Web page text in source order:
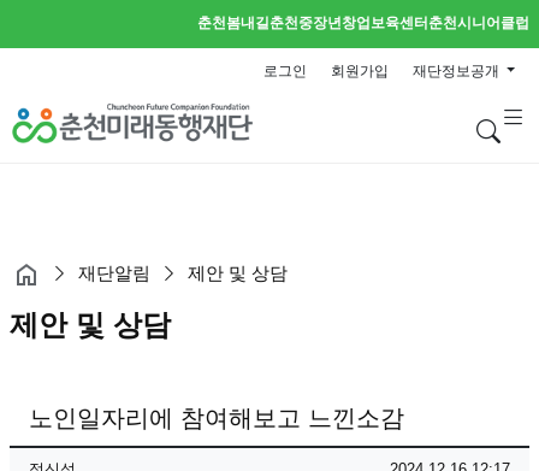
춘천봄내길춘천중장년창업보육센터 춘천시니어클럽
로그인 회원가입 재단정보공개
검
재단알림 제안 및 상담
제안 및 상담
노인일자리에 참여해보고 느낀소감
페이지 정보